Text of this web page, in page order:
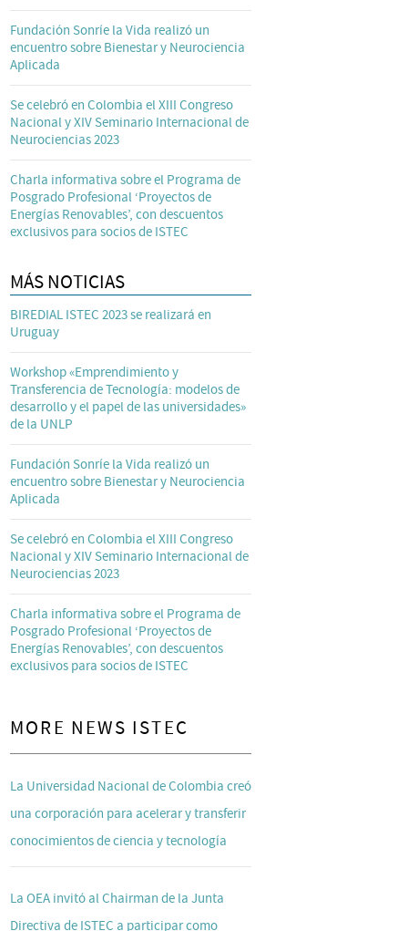
Fundación Sonríe la Vida realizó un
encuentro sobre Bienestar y Neurociencia
Aplicada
Se celebró en Colombia el XIII Congreso
Nacional y XIV Seminario Internacional de
Neurociencias 2023
Charla informativa sobre el Programa de
Posgrado Profesional ‘Proyectos de
Energías Renovables’, con descuentos
exclusivos para socios de ISTEC
MÁS NOTICIAS
BIREDIAL ISTEC 2023 se realizará en
Uruguay
Workshop «Emprendimiento y
Transferencia de Tecnología: modelos de
desarrollo y el papel de las universidades»
de la UNLP
Fundación Sonríe la Vida realizó un
encuentro sobre Bienestar y Neurociencia
Aplicada
Se celebró en Colombia el XIII Congreso
Nacional y XIV Seminario Internacional de
Neurociencias 2023
Charla informativa sobre el Programa de
Posgrado Profesional ‘Proyectos de
Energías Renovables’, con descuentos
exclusivos para socios de ISTEC
MORE NEWS ISTEC
La Universidad Nacional de Colombia creó
una corporación para acelerar y transferir
conocimientos de ciencia y tecnología
La OEA invitó al Chairman de la Junta
Directiva de ISTEC a participar como